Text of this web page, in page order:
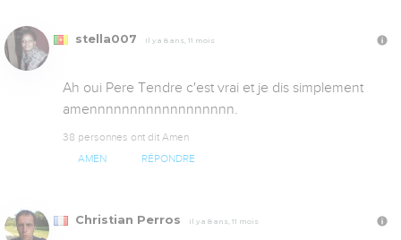
stella007 Il y a 8 ans, 11 mois
Ah oui Pere Tendre c'est vrai et je dis simplement
amennnnnnnnnnnnnnnnnn.
38 personnes ont dit Amen
AMEN RÉPONDRE
Christian Perros Il y a 8 ans, 11 mois